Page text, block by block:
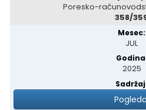
Poresko-
358/
JUL
2025